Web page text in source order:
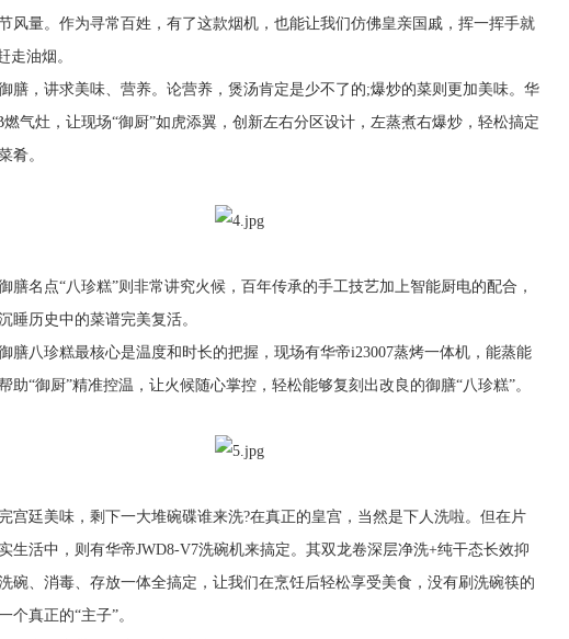
风量。作为寻常百姓，有了这款烟机，也能让我们仿佛皇亲国戚，挥一挥手就
走油烟。
，讲求美味、营养。论营养，煲汤肯定是少不了的;爆炒的菜则更加美味。华
燃气灶，让现场“御厨”如虎添翼，创新左右分区设计，左蒸煮右爆炒，轻松搞定
肴。
名点“八珍糕”则非常讲究火候，百年传承的手工技艺加上智能厨电的配合，
睡历史中的菜谱完美复活。
八珍糕最核心是温度和时长的把握，现场有华帝i23007蒸烤一体机，能蒸能
助“御厨”精准控温，让火候随心掌控，轻松能够复刻出改良的御膳“八珍糕”。
廷美味，剩下一大堆碗碟谁来洗?在真正的皇宫，当然是下人洗啦。但在片
生活中，则有华帝JWD8-V7洗碗机来搞定。其双龙卷深层净洗+纯干态长效抑
碗、消毒、存放一体全搞定，让我们在烹饪后轻松享受美食，没有刷洗碗筷的
个真正的“主子”。